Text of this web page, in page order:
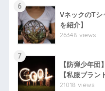
6
VネックのTシ
を紹介】
26348 views
7
【防弾少年
【私服ブラン
21018 views